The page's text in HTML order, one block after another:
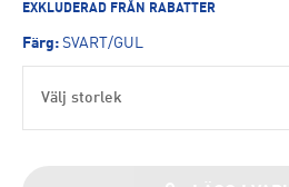
EXKLUDERAD FRÅN RABATTER
Färg: SVART/GUL
Välj storlek